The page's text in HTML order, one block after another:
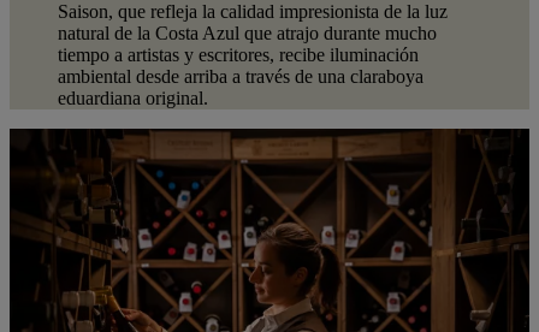
Saison, que refleja la calidad impresionista de la luz
natural de la Costa Azul que atrajo durante mucho
tiempo a artistas y escritores, recibe iluminación
ambiental desde arriba a través de una claraboya
eduardiana original.